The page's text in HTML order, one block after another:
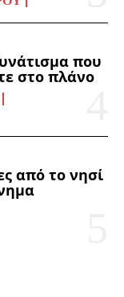
που
στο πλάνο
από το νησί